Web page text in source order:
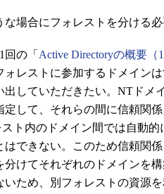
場合にフォレストを分ける必
の「 Active Directoryの概要（1
レストに参加するドメイン
出していただきたい。NTドメ
定して、それらの間に信頼関
スト内のドメイン間では自動
はできない。このため信頼関
分けてそれぞれのドメインを
いため、別フォレストの資源